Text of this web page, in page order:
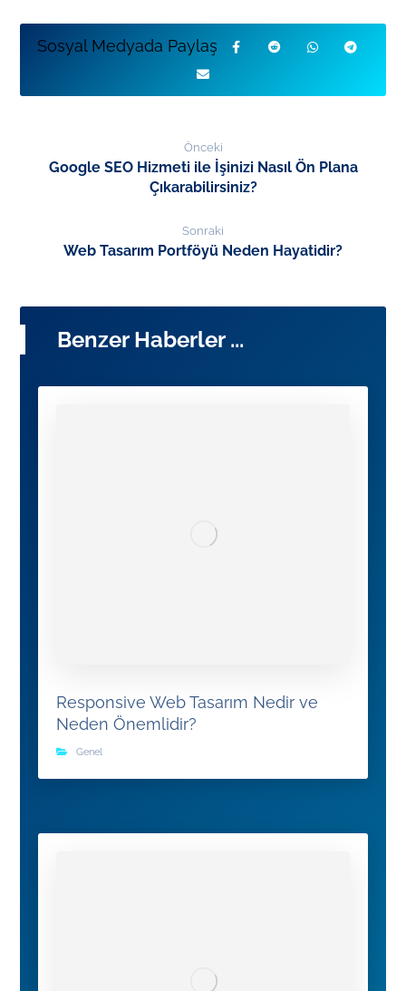
Önceki
Google SEO Hizmeti ile İşinizi Nasıl Ön Plana
Çıkarabilirsiniz?
Sonraki
Web Tasarım Portföyü Neden Hayatidir?
Benzer Haberler ...
Responsive Web Tasarım Nedir ve
Neden Önemlidir?
Genel